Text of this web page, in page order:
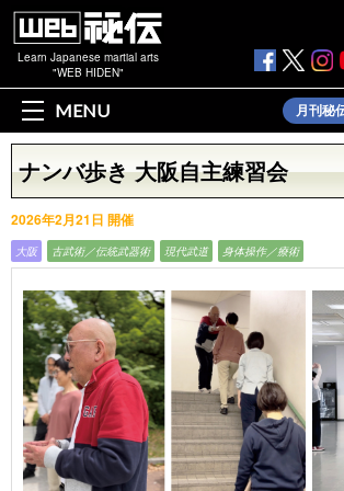
Learn Japanese martial arts
"WEB HIDEN"
MENU 月刊秘
ナンバ歩き 大阪自主練習会
2026年2月21日 開催
大阪 古武術／伝統武器術 現代武道 身体操作／療術